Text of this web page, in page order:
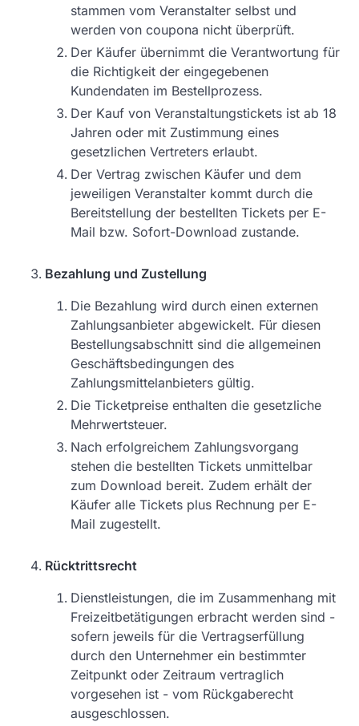
stammen vom Veranstalter selbst und
werden von coupona nicht überprüft.
Der Käufer übernimmt die Verantwortung für
die Richtigkeit der eingegebenen
Kundendaten im Bestellprozess.
Der Kauf von Veranstaltungstickets ist ab 18
Jahren oder mit Zustimmung eines
gesetzlichen Vertreters erlaubt.
Der Vertrag zwischen Käufer und dem
jeweiligen Veranstalter kommt durch die
Bereitstellung der bestellten Tickets per E-
Mail bzw. Sofort-Download zustande.
Bezahlung und Zustellung
Die Bezahlung wird durch einen externen
Zahlungsanbieter abgewickelt. Für diesen
Bestellungsabschnitt sind die allgemeinen
Geschäftsbedingungen des
Zahlungsmittelanbieters gültig.
Die Ticketpreise enthalten die gesetzliche
Mehrwertsteuer.
Nach erfolgreichem Zahlungsvorgang
stehen die bestellten Tickets unmittelbar
zum Download bereit. Zudem erhält der
Käufer alle Tickets plus Rechnung per E-
Mail zugestellt.
Rücktrittsrecht
Dienstleistungen, die im Zusammenhang mit
Freizeitbetätigungen erbracht werden sind -
sofern jeweils für die Vertragserfüllung
durch den Unternehmer ein bestimmter
Zeitpunkt oder Zeitraum vertraglich
vorgesehen ist - vom Rückgaberecht
ausgeschlossen.